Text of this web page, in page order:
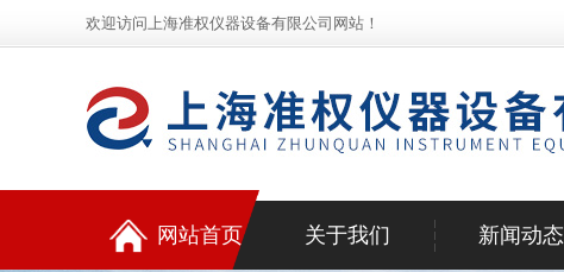
欢迎访问上海准权仪器设备有限公司网站！
网站首页 关于我们 新闻动态